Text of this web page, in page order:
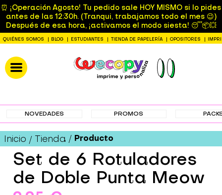
⏰ ¡Operación Agosto! Tu pedido sale HOY MISMO si lo pides
antes de las 12:30h. (Tranqui, trabajamos todo el mes 😉)
Después de esa hora, ¡activamos el modo siesta! 😴📦💥
QUIÉNES SOMOS BLOG ESTUDIANTES TIENDA DE PAPELERÍA OPOSITORES
NOVEDADES PROMOS
Inicio Tienda Producto
Set de 6 Rotuladores
de Doble Punta Meow